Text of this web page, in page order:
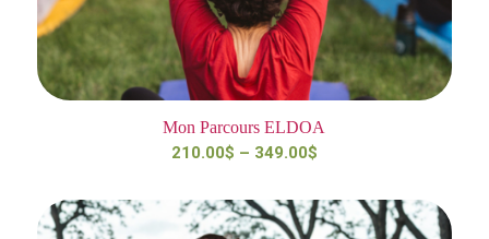
Mon Parcours ELDOA
210.00$ – 349.00$